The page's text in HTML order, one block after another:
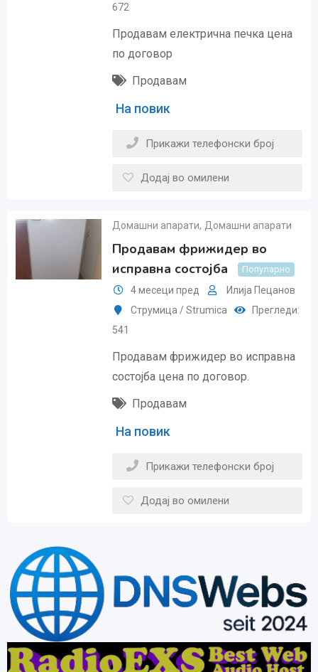
672
Продавам електрична печка цена
по договор
Продавам
На повик
Прикажи телефонски број
Додај во омилени
Домашни апарати, Домашни апарати
Продавам фрижидер во
исправна состојба
Популарно
4 месеци пред
Илија Пецанов
Струмица / Strumica
Прегледи:
541
Продавам фрижидер во исправна
состојба цена по договор.
Продавам
На повик
Прикажи телефонски број
Додај во омилени